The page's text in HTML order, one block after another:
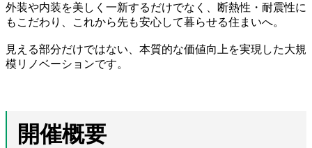
外装や内装を美しく一新するだけでなく、断熱性・耐震性に
もこだわり、これから先も安心して暮らせる住まいへ。
見える部分だけではない、本質的な価値向上を実現した大規
模リノベーションです。
開催概要